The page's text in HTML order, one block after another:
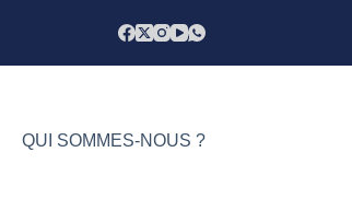
QUI SOMMES-NOUS ?